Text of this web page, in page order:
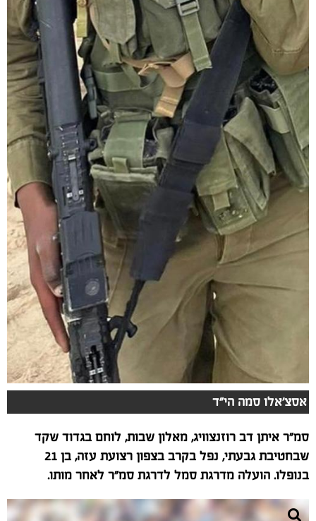
אסצ'אלו סמה הי"ד
סמ"ר איתן דב רוזנצוויג, מאלון שבות, לוחם בגדוד שקד
שבחטיבת גבעתי, נפל בקרב בצפון רצועת עזה, בן 21
בנופלו. הועלה מדרגת סמל לדרגת סמ"ר לאחר מותו.